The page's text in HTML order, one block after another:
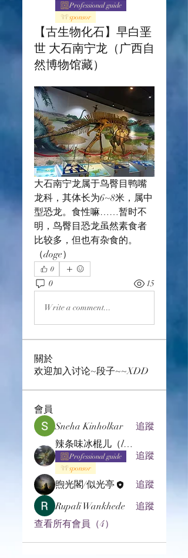
Professional guide
sponsor
【古生物化石】早白垩
世 大石南宁龙（广西自
然博物馆藏）
大石南宁龙属于鸟臀目鸭嘴
龙科，其体长为6~8米，属中
型恐龙。食性嘛……暂时不
明，鸟臀目恐龙虽然素食者
比较多，但也有杂食的。
（doge）
0
0 15
Write a comment...
關於
欢迎加入讨论~段子~~XDD
會員
Sneha Kinholkar
追蹤
辣条味冰棍儿（lof别玩了要氪金的）
Professional guide
sponsor
追蹤
煦光閣/似光亭
追蹤
Rupali Wankhede
追蹤
查看所有會員（4）